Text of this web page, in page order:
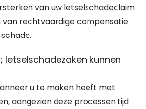
van uw letselschadeclaim
van rechtvaardige compensatie
letselschadezaken kunnen
u te maken heeft met
aangezien deze processen tijd